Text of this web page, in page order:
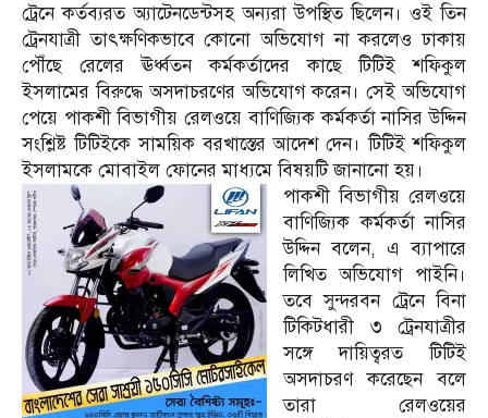
ট্রেনে কর্তব্যরত অ্যাটেনডেন্টসহ অন্যরা উপস্থিত ছিলেন। ওই তিন
ট্রেনযাত্রী তাৎক্ষণিকভাবে কোনো অভিযোগ না করলেও ঢাকায়
পৌঁছে রেলের ঊর্ধ্বতন কর্মকর্তাদের কাছে টিটিই শফিকুল
ইসলামের বিরুদ্ধে অসদাচরণের অভিযোগ করেন। সেই অভিযোগ
পেয়ে পাকশী বিভাগীয় রেলওয়ে বাণিজ্যিক কর্মকর্তা নাসির উদ্দিন
সংশ্লিষ্ট টিটিইকে সাময়িক বরখাস্তের আদেশ দেন। টিটিই শফিকুল
ইসলামকে মোবাইল ফোনের মাধ্যমে বিষয়টি জানানো হয়।
পাকশী বিভাগীয় রেলওয়ে
বাণিজ্যিক কর্মকর্তা নাসির
উদ্দিন বলেন, এ ব্যাপারে
লিখিত অভিযোগ পাইনি।
তবে সুন্দরবন ট্রেনে বিনা
টিকিটধারী ৩ ট্রেনযাত্রীর
সঙ্গে দায়িত্বরত টিটিই
অসদাচরণ করেছেন বলে
তারা রেলওয়ের